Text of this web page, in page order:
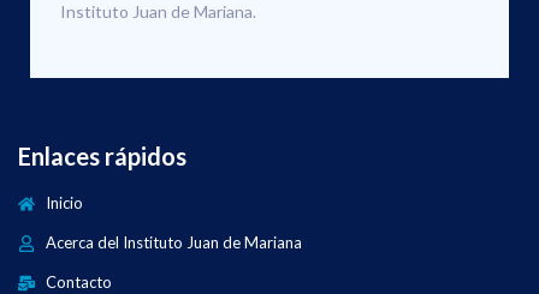
Instituto Juan de Mariana.
Enlaces rápidos
Inicio
Acerca del Instituto Juan de Mariana
Contacto